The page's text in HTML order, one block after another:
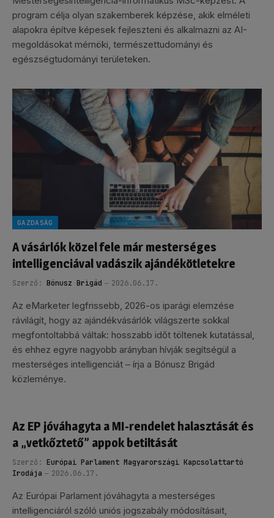
program célja olyan szakemberek képzése, akik elméleti
alapokra építve képesek fejleszteni és alkalmazni az AI-
megoldásokat mérnöki, természettudományi és
egészségtudományi területeken.
GAZDASÁG
A vásárlók közel fele már mesterséges
intelligenciával vadászik ajándékötletekre
Szerző: Bónusz Brigád 2026.06.17.
Az eMarketer legfrissebb, 2026-os iparági elemzése
rávilágít, hogy az ajándékvásárlók világszerte sokkal
megfontoltabbá váltak: hosszabb időt töltenek kutatással,
és ehhez egyre nagyobb arányban hívják segítségül a
mesterséges intelligenciát – írja a Bónusz Brigád
közleménye.
Az EP jóváhagyta a MI-rendelet halasztását és
a „vetkőztető” appok betiltását
Szerző: Európai Parlament Magyarországi Kapcsolattartó
Irodája
2026.06.17.
Az Európai Parlament jóváhagyta a mesterséges
intelligenciáról szóló uniós jogszabály módosításait,